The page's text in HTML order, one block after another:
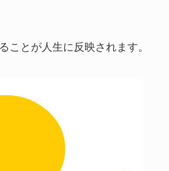
ことが人生に反映されます。